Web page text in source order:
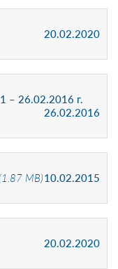
20.02.2020
– 26.02.2016 г.
26.02.2016
MB)10.02.2015
20.02.2020